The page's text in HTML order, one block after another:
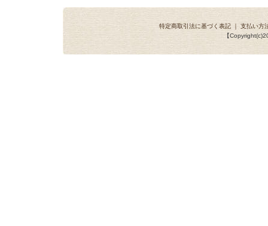
特定商取引法に基づく表記 ｜ 支払い方
【